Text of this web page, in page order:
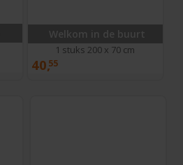
Welkom in de buurt
1 stuks 200 x 70 cm
40,55